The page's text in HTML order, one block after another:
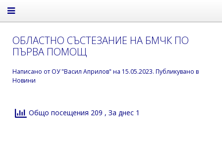
ОБЛАСТНО СЪСТЕЗАНИЕ НА БМЧК ПО
ПЪРВА ПОМОЩ
Написано от ОУ "Васил Априлов" на 15.05.2023. Публикувано в
Новини
Общо посещения 209 , За днес 1